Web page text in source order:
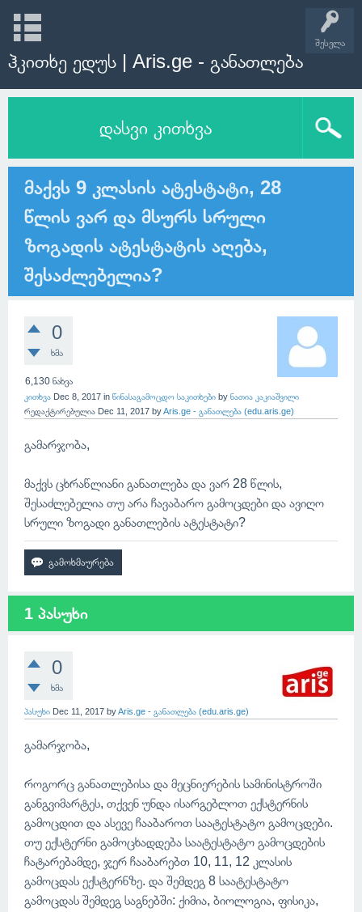
შესვლა
ჰკითხე ედუს | Aris.ge - განათლება
დასვი კითხვა
მაქვს 9 კლასის ატესტატი, 28
წლის ვარ და მსურს სრული
ზოგადის ატესტატის აღება,
შესაძლებელია?
0
ხმა
6,130ნახვა
კითხვა Dec 8, 2017 in წინასაგამოცდო საკითხები by ნათია კაკიაშვილი
რედაქტირებულია Dec 11, 2017 byAris.ge - განათლება (edu.aris.ge)
გამარჯობა,
მაქვს ცხრაწლიანი განათლება და ვარ 28 წლის,
შესაძლებელია თუ არა ჩავაბარო გამოცდები და ავიღო
სრული ზოგადი განათლების ატესტატი?
1 პასუხი
0
ხმა
პასუხი Dec 11, 2017 byAris.ge - განათლება (edu.aris.ge)
გამარჯობა,
როგორც განათლებისა და მეცნიერების სამინისტროში
განგვიმარტეს, თქვენ უნდა ისარგებლოთ ექსტერნის
გამოცდით და ასევე ჩააბაროთ საატესტატო გამოცდები.
თუ ექსტერნი გამოცხადდება საატესტატო გამოცდების
ჩატარებამდე, ჯერ ჩააბარებთ 10, 11, 12 კლასის
გამოცდას ექსტერნზე. და შემდეგ 8 საატესტატო
გამოცდას შემდეგ საგნებში: ქიმია, ბიოლოგია, ფისიკა,